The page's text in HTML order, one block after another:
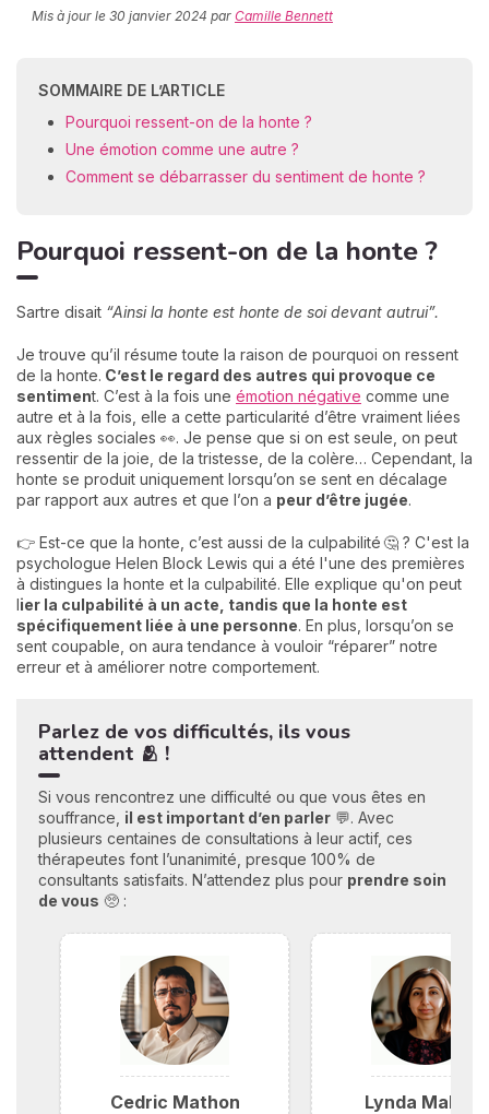
Mis à jour le 30 janvier 2024 par Camille Bennett
SOMMAIRE DE L’ARTICLE
Pourquoi ressent-on de la honte ?
Une émotion comme une autre ?
Comment se débarrasser du sentiment de honte ?
Pourquoi ressent-on de la honte ?
Sartre disait “Ainsi la honte est honte de soi devant autrui”.
Je trouve qu’il résume toute la raison de pourquoi on ressent
de la honte. C’est le regard des autres qui provoque ce
sentiment. C’est à la fois une émotion négative comme une
autre et à la fois, elle a cette particularité d’être vraiment liées
aux règles sociales 👀. Je pense que si on est seule, on peut
ressentir de la joie, de la tristesse, de la colère… Cependant, la
honte se produit uniquement lorsqu’on se sent en décalage
par rapport aux autres et que l’on a peur d’être jugée.
👉 Est-ce que la honte, c’est aussi de la culpabilité 🤔 ? C'est la
psychologue Helen Block Lewis qui a été l'une des premières
à distingues la honte et la culpabilité. Elle explique qu'on peut
lier la culpabilité à un acte, tandis que la honte est
spécifiquement liée à une personne. En plus, lorsqu’on se
sent coupable, on aura tendance à vouloir “réparer” notre
erreur et à améliorer notre comportement.
Parlez de vos difficultés, ils vous
attendent 🫂 !
Si vous rencontrez une difficulté ou que vous êtes en
souffrance, il est important d’en parler 💬. Avec
plusieurs centaines de consultations à leur actif, ces
thérapeutes font l’unanimité, presque 100% de
consultants satisfaits. N’attendez plus pour prendre soin
de vous 🥺 :
Cedric Mathon Lynda Maloufi